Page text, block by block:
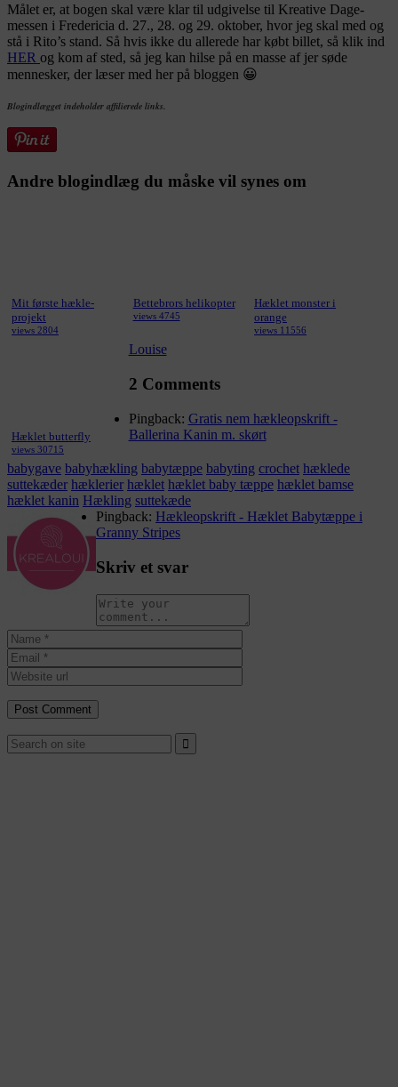
Målet er, at bogen skal være klar til udgivelse til Kreative Dage-
messen i Fredericia d. 27., 28. og 29. oktober, hvor jeg skal med og
stå i Rito’s stand. Så hvis ikke du allerede har købt billet, så klik ind
HER og kom af sted, så jeg kan hilse på en masse af jer søde
mennesker, der læser med her på bloggen 😀
Blogindlægget indeholder affilierede links.
Andre blogindlæg du måske vil synes om
Mit første hækle-
projekt
views 2804
Bettebrors helikopter
views 4745
Hæklet monster i
orange
views 11556
Hæklet butterfly
views 30715
babygave babyhækling babytæppe babyting crochet hæklede
suttekæder hæklerier hæklet hæklet baby tæppe hæklet bamse
hæklet kanin Hækling suttekæde
Louise
2 Comments
Pingback: Gratis nem hækleopskrift -
Ballerina Kanin m. skørt
Pingback: Hækleopskrift - Hæklet Babytæppe i
Granny Stripes
Skriv et svar